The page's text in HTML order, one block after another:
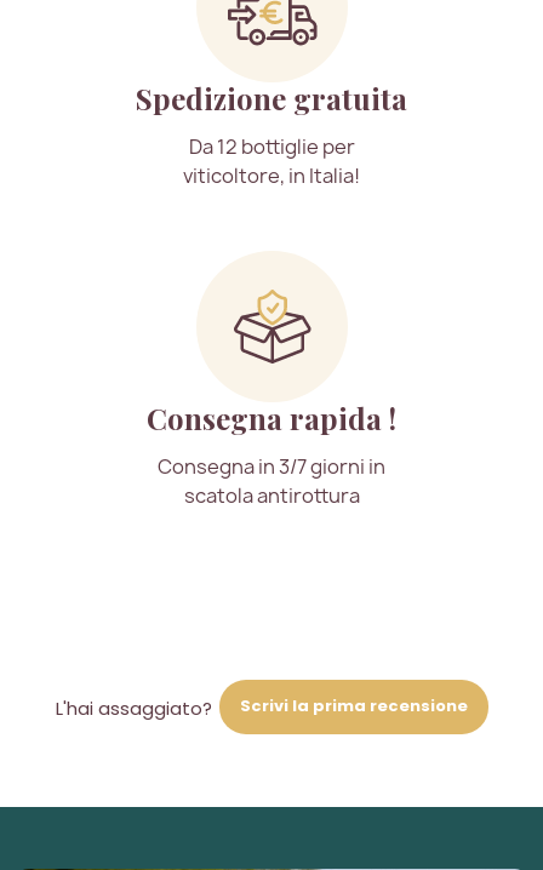
Spedizione gratuita
Da 12 bottiglie per
viticoltore, in Italia!
Consegna rapida !
Consegna in 3/7 giorni in
scatola antirottura
L'hai assaggiato? Scrivi la prima recensione